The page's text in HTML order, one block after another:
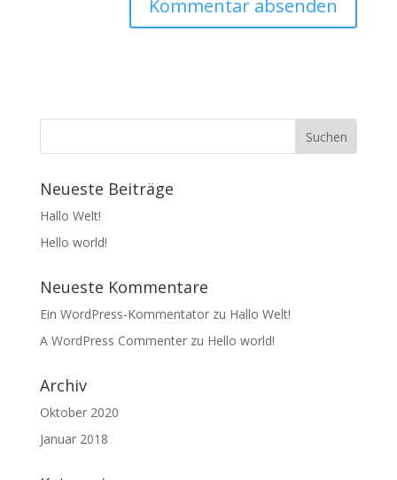
Neueste Beiträge
Hallo Welt!
Hello world!
Neueste Kommentare
Ein WordPress-Kommentatorzu Hallo Welt!
A WordPress Commenterzu Hello world!
Archiv
Oktober 2020
Januar 2018